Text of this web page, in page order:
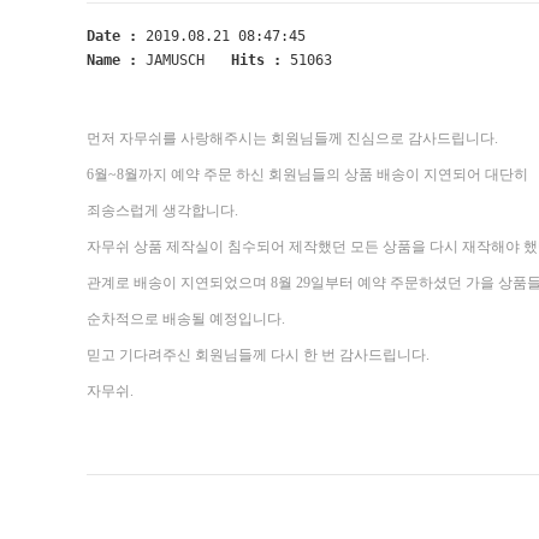
Date :
2019.08.21 08:47:45
Name :
JAMUSCH Hits : 51063
먼저 자무쉬를 사랑해주시는 회원님들께 진심으로 감사드립니다.
6월~8월까지 예약 주문 하신 회원님들의 상품 배송이 지연되어 대단히
죄송스럽게 생각합니다.
자무쉬 상품 제작실이 침수되어 제작했던 모든 상품을 다시 재작해야 했
관계로 배송이 지연되었으며 8월 29일부터 예약 주문하셨던 가을 상품들
순차적으로 배송될 예정입니다.
믿고 기다려주신 회원님들께 다시 한 번 감사드립니다.
자무쉬.